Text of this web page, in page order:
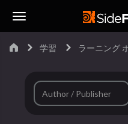
学習 ラーニング